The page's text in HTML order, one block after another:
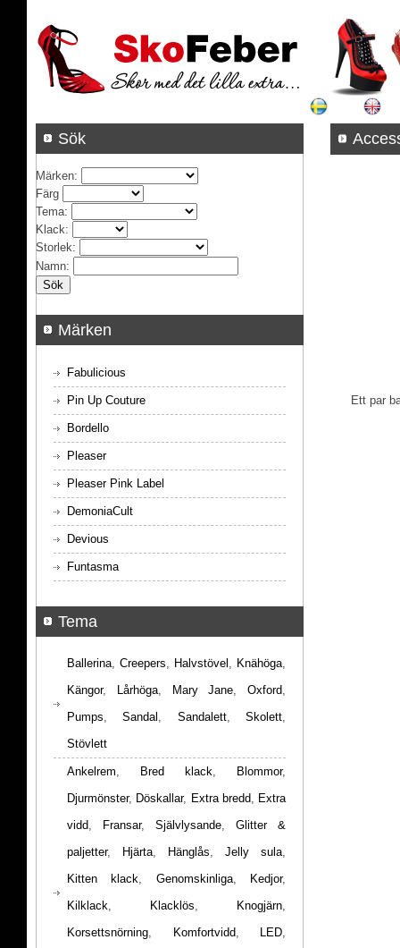
Ett par
Sök
Märken:
Färg
Tema:
Klack:
Storlek:
Namn:
Märken
Fabulicious
Pin Up Couture
Bordello
Pleaser
Pleaser Pink Label
DemoniaCult
Devious
Funtasma
Tema
Ballerina, Creepers, Halvstövel , Knähöga,
Kängor, Lårhöga, Mary Jane, Oxford,
Pumps,Sandal , Sandalett,Skolett,
Stövlett
Ankelrem, Bred klack, Blommor,
Djurmönster, Döskallar, Extra bredd, Extra
vidd, Fransar, Självlysande, Glitter &
paljetter, Hjärta, Hänglås, Jelly sula,
Kitten klack, Genomskinliga, Kedjor,
Kilklack, Klacklös, Knogjärn,
Korsettsnörning, Komfortvidd, LED,